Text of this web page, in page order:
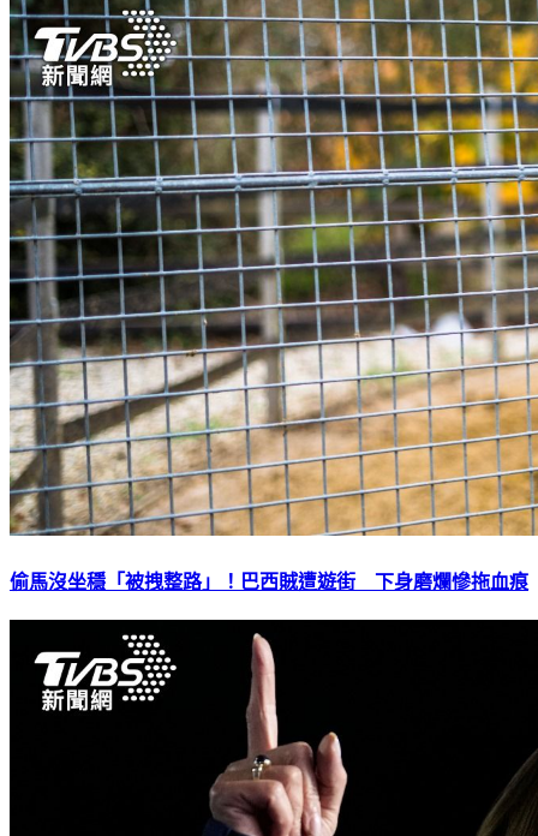
偷馬沒坐穩「被拽整路」！巴西賊遭遊街 下身磨爛慘拖血痕